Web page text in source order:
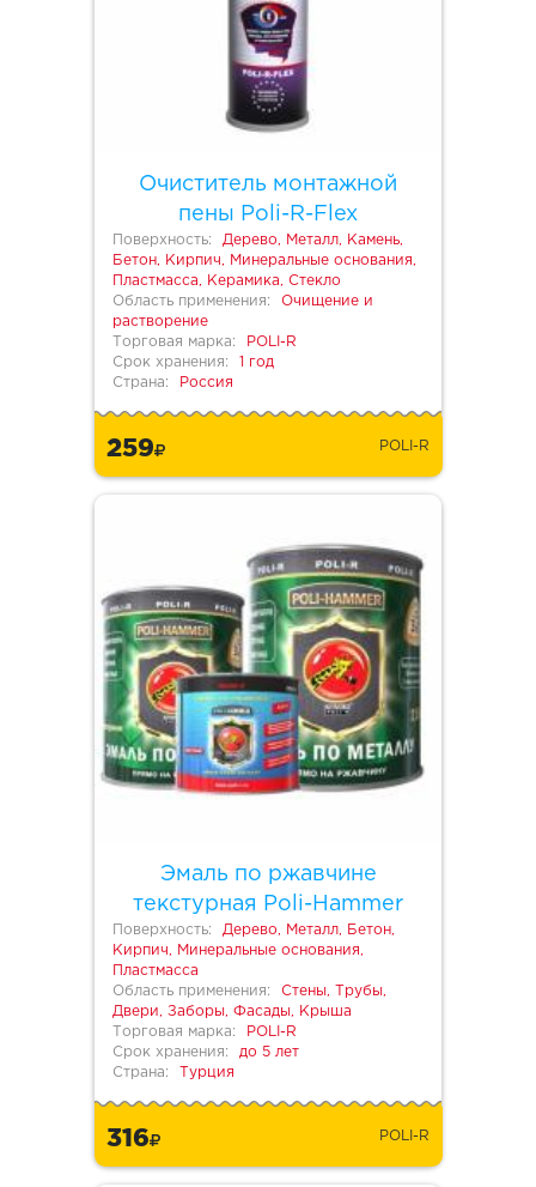
Очиститель монтажной
пены Poli-R-Flex
Поверхность:
Дерево, Металл, Камень,
Бетон, Кирпич, Минеральные основания,
Пластмасса, Керамика, Стекло
Область применения:
Очищение и
растворение
Торговая марка:
POLI-R
Срок хранения:
1 год
Страна:
Россия
259 POLI-R
Эмаль по ржавчине
текстурная Poli-Hammer
Поверхность:
Дерево, Металл, Бетон,
Кирпич, Минеральные основания,
Пластмасса
Область применения:
Стены, Трубы,
Двери, Заборы, Фасады, Крыша
Торговая марка:
POLI-R
Срок хранения:
до 5 лет
Страна:
Турция
316 POLI-R